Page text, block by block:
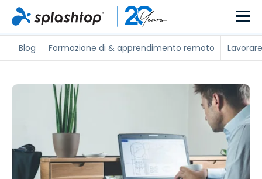
Blog Formazione di & apprendimento remoto